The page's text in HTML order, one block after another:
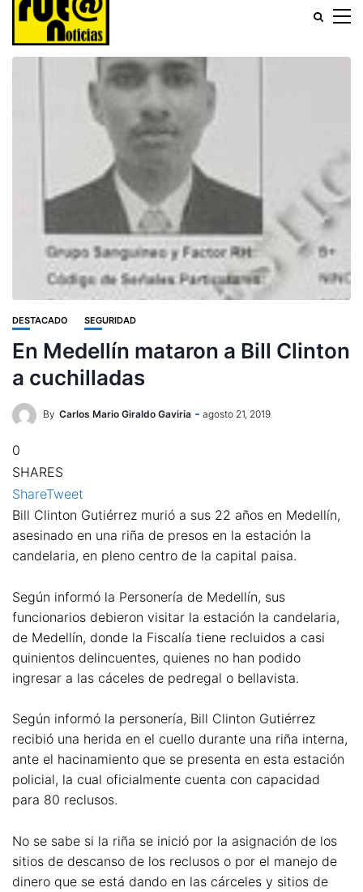
DESTACADO SEGURIDAD
En Medellín mataron a Bill Clinton
a cuchilladas
By Carlos Mario Giraldo Gaviria agosto 21, 2019
0
SHARES
ShareTweet
Bill Clinton Gutiérrez murió a sus 22 años en Medellín,
asesinado en una riña de presos en la estación la
candelaria, en pleno centro de la capital paisa.
Según informó la Personería de Medellín, sus
funcionarios debieron visitar la estación la candelaria,
de Medellín, donde la Fiscalía tiene recluidos a casi
quinientos delincuentes, quienes no han podido
ingresar a las cáceles de pedregal o bellavista.
Según informó la personería, Bill Clinton Gutiérrez
recibió una herida en el cuello durante una riña interna,
ante el hacinamiento que se presenta en esta estación
policial, la cual oficialmente cuenta con capacidad
para 80 reclusos.
No se sabe si la riña se inició por la asignación de los
sitios de descanso de los reclusos o por el manejo de
dinero que se está dando en las cárceles y sitios de